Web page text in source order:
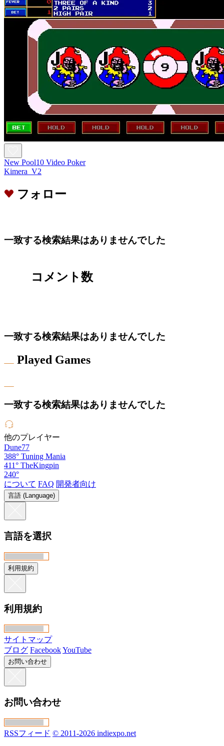
New Pool10 Video Poker
Kimera_V2
フォロー
一致する検索結果はありませんでした
コメント数
一致する検索結果はありませんでした
Played Games
一致する検索結果はありませんでした
他のプレイヤー
Dune77
388° Tuning Mania
411° TheKingpin
240°
について FAQ 開発者向け
言語 (Language)
言語を選択
利用規約
利用規約
サイトマップ
ブログ FacebookYouTube
お問い合わせ
お問い合わせ
RSSフィード © 2011-2026 indiexpo.net